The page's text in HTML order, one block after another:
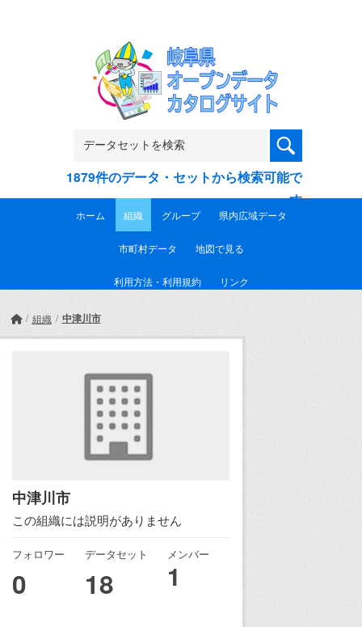
1879件のデータ・セットから検索可能で
す
ホーム 組織 グループ 県内広域データ
市町村データ 地図で見る
利用方法・利用規約 リンク
組織 中津川市
中津川市
この組織には説明がありません
フォロワー
0
データセット
18
メンバー
1